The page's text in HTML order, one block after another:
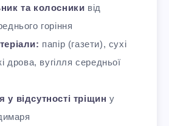
та колосники від
горіння
папір (газети), сухі
дрова, вугілля середньої
у відсутності тріщин у